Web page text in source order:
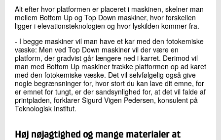
Alt efter hvor platformen er placeret i maskinen, skelner man
mellem Bottom Up og Top Down maskiner, hvor forskellen
ligger i elevationsteknologien og hvor lyskilden kommer fra.
- I begge maskiner vil man have et kar med den fotokemiske
væske: Men ved Top Down maskiner vil der være en
platform, der gradvist går længere ned i karret. Derimod vil
man med Bottom Up maskiner trække platformen op ad karet
med den fotokemiske væske. Det vil selvfølgelig også give
nogle begrænsninger for, hvor stort du kan lave dit emne, for
er emnet for tungt, er der sandsynlighed for, at det vil falde af
printpladen, forklarer Sigurd Vigen Pedersen, konsulent på
Teknologisk Institut.
Høj nøjagtighed og mange materialer at